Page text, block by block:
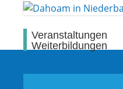
Veranstaltungen
Weiterbildungen